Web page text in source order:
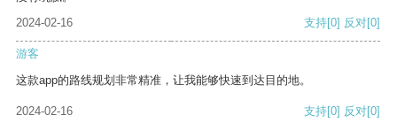
2024-02-16
支持[0] 反对[0]
游客
这款app的路线规划非常精准，让我能够快速到达目的地。
2024-02-16 支持[0] 反对[0]